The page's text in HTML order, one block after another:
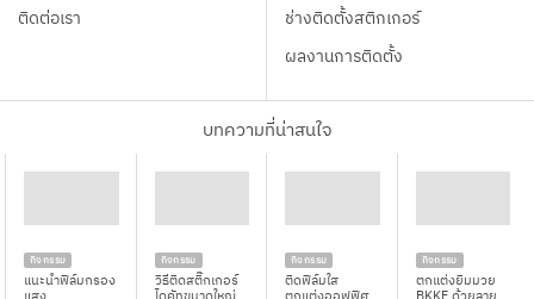
ติดต่อเรา
ช่างติดตั้งสติกเกอร์
ผลงานการติดตั้ง
บทความที่น่าสนใจ
กิจกรรม
แนะนำฟิล์มกรอง
กิจกรรม
วิธีติดสติ๊กเกอร์
กิจกรรม
ติดฟิล์มใส
กิจกรรม
ตกแต่งยิมมวย